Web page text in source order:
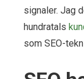
signaler. Jag
hundratals
som SEO-